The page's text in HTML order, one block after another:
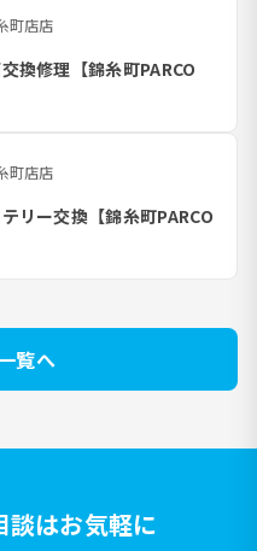
町店店
換修理【錦糸町PARCO
町店店
リー交換【錦糸町PARCO
覧へ
談はお気軽に